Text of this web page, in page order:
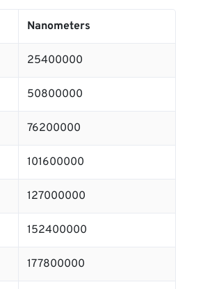
Nanometers
25400000
50800000
76200000
101600000
127000000
152400000
177800000